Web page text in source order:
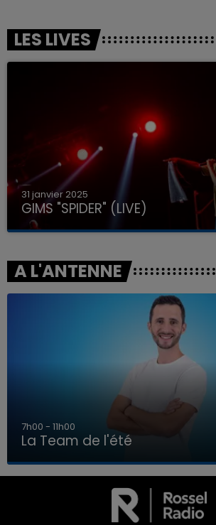
LA TEAM DE L'ÉTÉ
LES LIVES
31 janvier 2025
GIMS "SPIDER" (LIVE)
A L'ANTENNE
7h00 - 11h00
La Team de l'été